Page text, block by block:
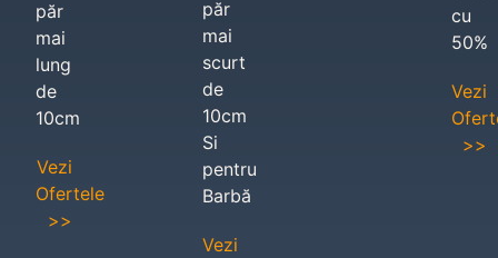
păr
mai
lung
de
10cm
Vezi
Ofertele
>>
păr
mai
scurt
de
10cm
Si
pentru
Barbă
Vezi
cu
50%
Vezi
>>